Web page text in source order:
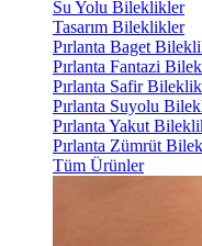
Su Yolu Bileklikler
Tasarım Bileklikler
Pırlanta Baget
Pırlanta Fantazi
Pırlanta Safir
Pırlanta Suyolu
Pırlanta Yakut
Pırlanta Zümrüt
Tüm Ürünler